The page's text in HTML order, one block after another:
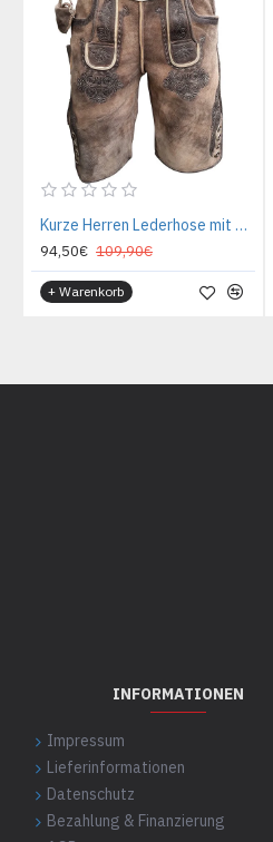
Kurze Herren Lederhose mit Gürtel, Krone
94,50€ 109,90€
+ Warenkorb
INFORMATIONEN
Impressum
Lieferinformationen
Datenschutz
Bezahlung & Finanzierung